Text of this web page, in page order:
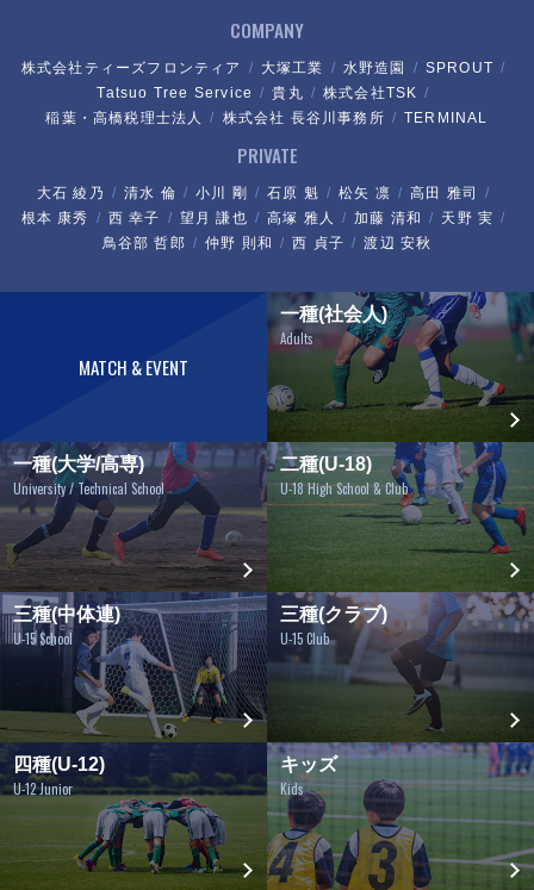
COMPANY
株式会社ティーズフロンティア 大塚工業 水野造園
SPROUT
Tatsuo Tree Service
貴丸
株式会社TSK
稲葉・高橋税理士法人
株式会社 長谷川事務所 TERMINAL
PRIVATE
大石 綾乃 清水 倫 小川 剛 石原 魁 松矢 凛
高田 雅司
根本 康秀
西 幸子 望月 謙也 高塚 雅人 加藤 清和
天野 実
鳥谷部 哲郎
仲野 則和 西 貞子 渡辺 安秋
MATCH & EVENT
一種(社会人)
Adults
一種(大学/高専)
University / Technical School
二種(U-18)
U-18 High School & Club
三種(中体連)
U-15 School
三種(クラブ)
U-15 Club
四種(U-12)
U-12 Junior
キッズ
Kids